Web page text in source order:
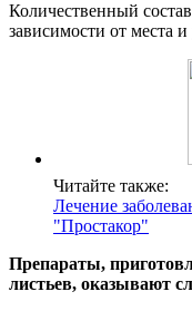
Количественный
зависимости от места
Читайте также:
Лечение
"Простакор"
Препараты,
листьев, оказывают